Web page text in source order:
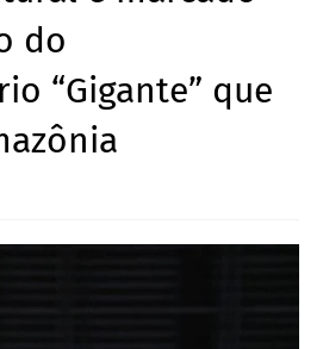
do
“Gigante” que